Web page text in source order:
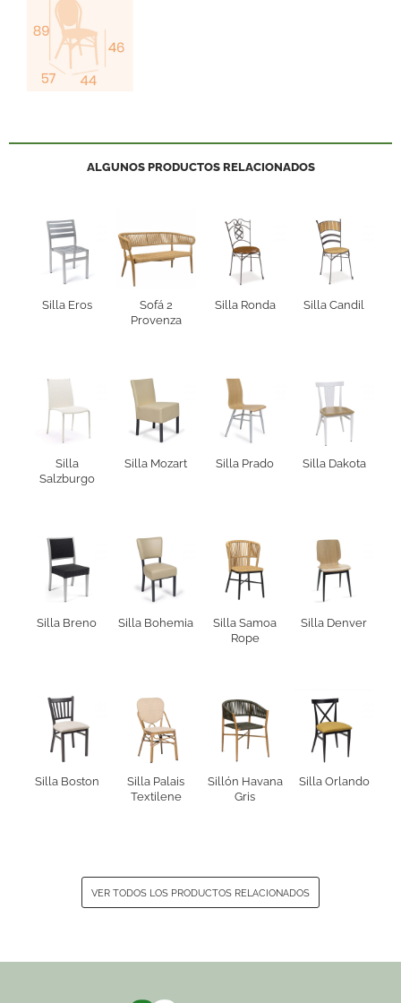
ALGUNOS PRODUCTOS RELACIONADOS
Silla Eros
Sofá 2
Provenza
Silla Ronda Silla Candil
Silla
Salzburgo
Silla Mozart Silla Prado Silla Dakota
Silla Breno Silla Bohemia
Silla Samoa
Rope
Silla Denver
Silla Boston
Silla Palais
Textilene
Sillón Havana
Gris
Silla Orlando
VER TODOS LOS PRODUCTOS RELACIONADOS